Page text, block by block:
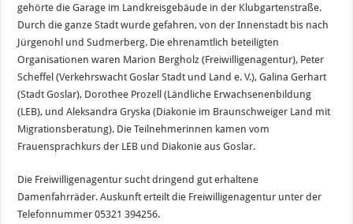
gehörte die Garage im Landkreisgebäude in der Klubgartenstraße.
Durch die ganze Stadt wurde gefahren, von der Innenstadt bis nach
Jürgenohl und Sudmerberg. Die ehrenamtlich beteiligten
Organisationen waren Marion Bergholz (Freiwilligenagentur), Peter
Scheffel (Verkehrswacht Goslar Stadt und Land e. V.), Galina Gerhart
(Stadt Goslar), Dorothee Prozell (Ländliche Erwachsenenbildung
(LEB), und Aleksandra Gryska (Diakonie im Braunschweiger Land mit
Migrationsberatung). Die Teilnehmerinnen kamen vom
Frauensprachkurs der LEB und Diakonie aus Goslar.
Die Freiwilligenagentur sucht dringend gut erhaltene
Damenfahrräder. Auskunft erteilt die Freiwilligenagentur unter der
Telefonnummer 05321 394256.